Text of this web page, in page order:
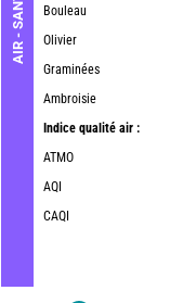
AIR - SANTÉ
Bouleau
Olivier
Graminées
Ambroisie
Indice qualité air :
ATMO
AQI
CAQI